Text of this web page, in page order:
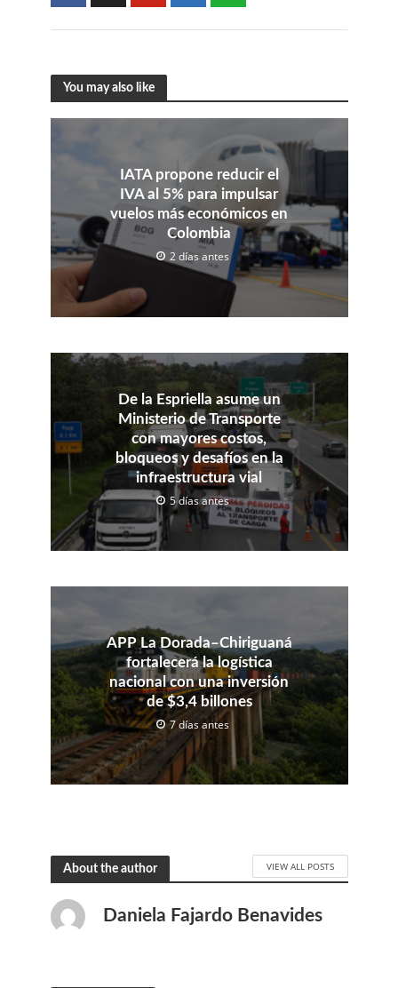
You may also like
IATA propone reducir el
IVA al 5% para impulsar
vuelos más económicos en
Colombia
2 días antes
De la Espriella asume un
Ministerio de Transporte
con mayores costos,
bloqueos y desafíos en la
infraestructura vial
5 días antes
APP La Dorada–Chiriguaná
fortalecerá la logística
nacional con una inversión
de $3,4 billones
7 días antes
About the author VIEW ALL POSTS
Daniela Fajardo Benavides